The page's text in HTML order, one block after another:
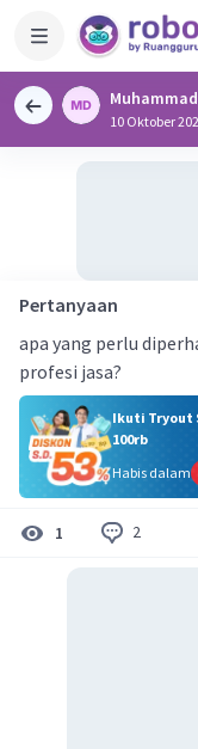
10 Oktober
Pertanyaan
apa yang perlu
profesi jasa?
Ikuti Tryout
100rb
Habis dalam
1 2